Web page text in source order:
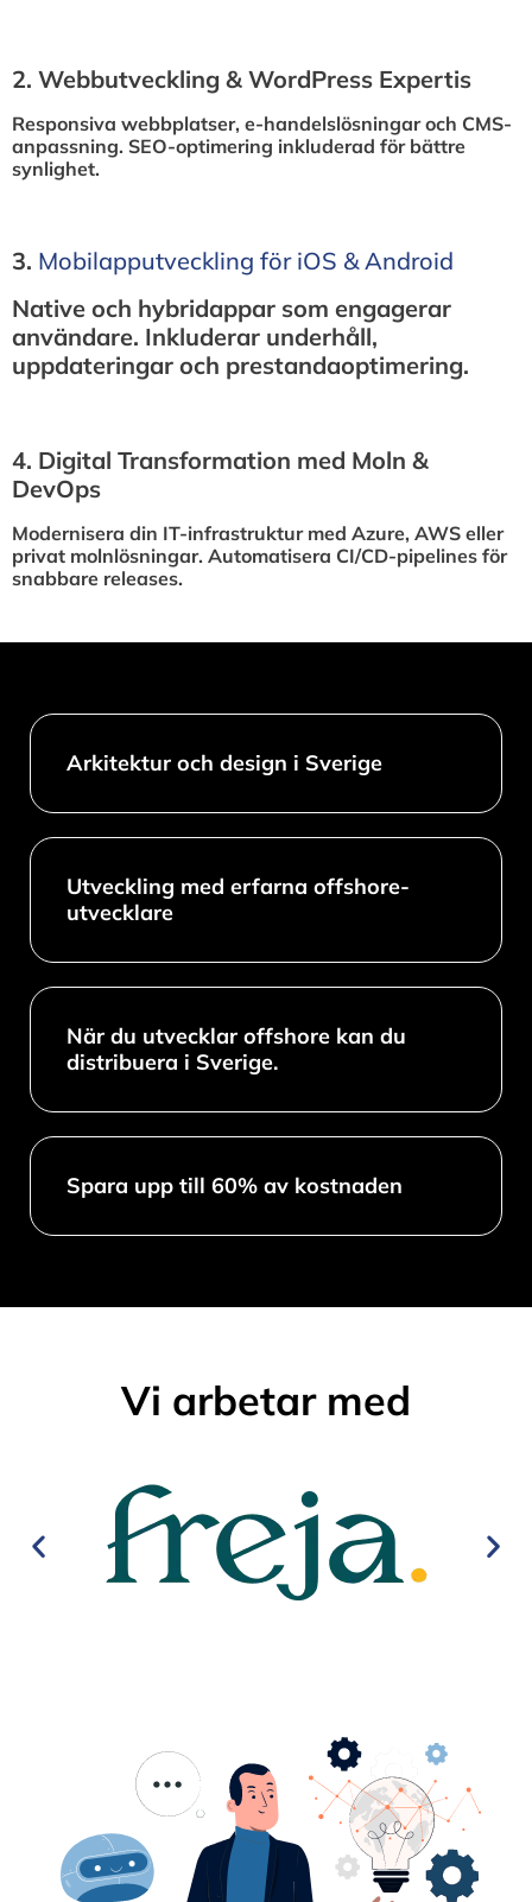
2.⁠ ⁠Webbutveckling & WordPress Expertis
Responsiva webbplatser, e-handelslösningar och CMS-
anpassning. SEO-optimering inkluderad för bättre
synlighet.
3.⁠ ⁠Mobilapputveckling för iOS & Android
Native och hybridappar som engagerar
användare. Inkluderar underhåll,
uppdateringar och prestandaoptimering.
4.⁠ ⁠Digital Transformation med Moln &
DevOps
Modernisera din IT-infrastruktur med Azure, AWS eller
privat molnlösningar. Automatisera CI/CD-pipelines för
snabbare releases.
Arkitektur och design i Sverige​
Utveckling med erfarna offshore-
utvecklare
När du utvecklar offshore kan du
distribuera i Sverige.
Spara upp till 60% av kostnaden
Vi arbetar med